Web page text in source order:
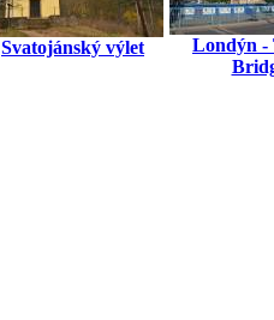
Svatojánský výlet
Londýn -